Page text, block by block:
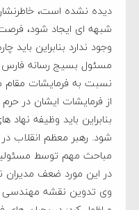
دیده نشده است،
شبهه ای ایجاد شود،
وجود ندارد بنابراین باید
مسئول بسیج رسانه فارس
نسبت به فرمایشات
از فرمایشات ایشان در
بنابراین باید وظیفه
شود. رهبر معظم انقلاب
مباحث مهم توسط
در این مورد ضعف مدیران
وی تدوین نقشه مهندسی